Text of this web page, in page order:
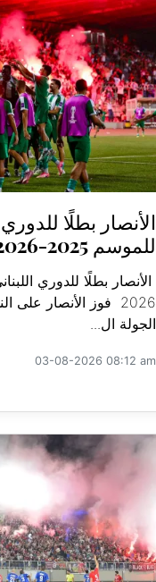
الأنصار بطلًا للدوري
للموسم 2025-2026
الجولة ال...
03-08-2026 08:12 am